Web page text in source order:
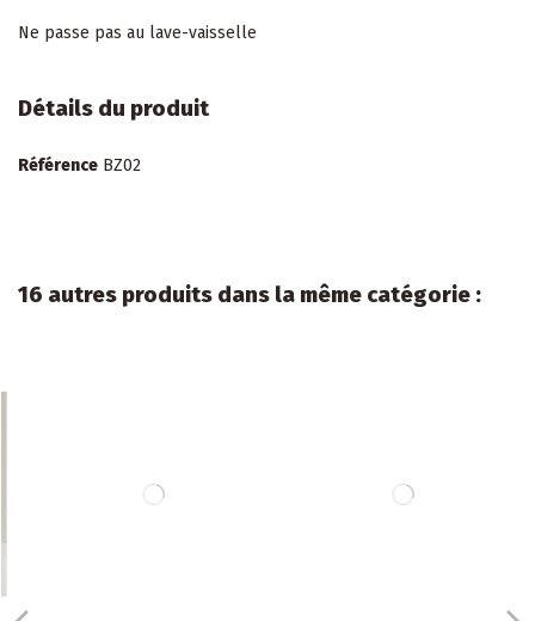
Ne passe pas au lave-vaisselle
Détails du produit
Référence BZ02
16 autres produits dans la même catégorie :